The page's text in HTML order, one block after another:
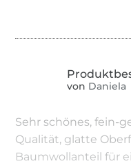
von Daniela
Sehr schönes, fein-
Qualität, glatte
Baumwollanteil für